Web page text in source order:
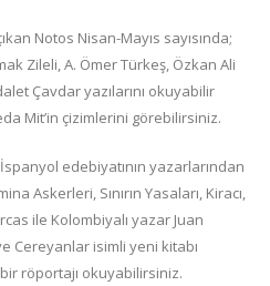
Notos Nisan-Mayıs sayısında;
Zileli, A. Ömer Türkeş, Özkan Ali
Çavdar yazılarını okuyabilir
Mit’in çizimlerini görebilirsiniz.
edebiyatının yazarlarından
Askerleri, Sınırın Yasaları, Kiracı,
ile Kolombiyalı yazar Juan
Cereyanlar isimli yeni kitabı
röportajı okuyabilirsiniz.